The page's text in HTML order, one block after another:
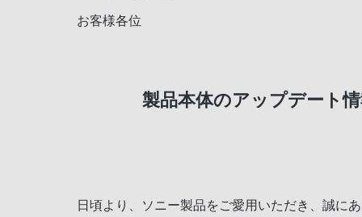
お客様各位
製品本体のアップデート
日頃より、ソニー製品をご愛用いただき、誠に